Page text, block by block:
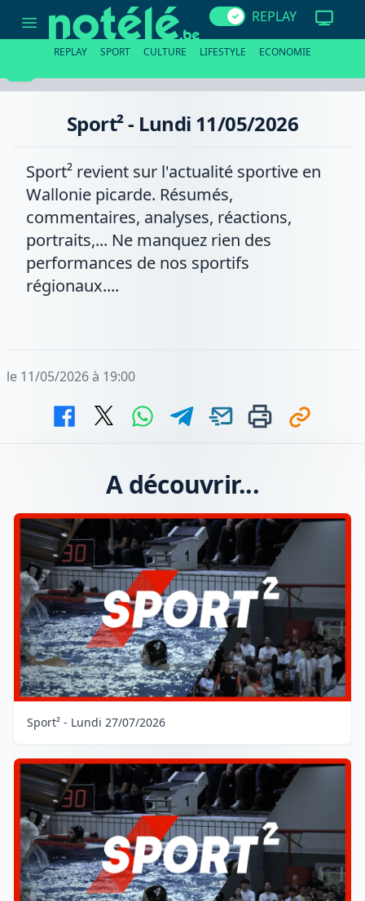
Lundi
REPLAY
REPLAY SPORT CULTURE LIFESTYLE ECONOMIE
Sport² - Lundi 11/05/2026
Sport² revient sur l'actualité sportive en
Wallonie picarde. Résumés,
commentaires, analyses, réactions,
portraits,... Ne manquez rien des
performances de nos sportifs
régionaux....
le 11/05/2026 à 19:00
A découvrir...
Sport² - Lundi 27/07/2026